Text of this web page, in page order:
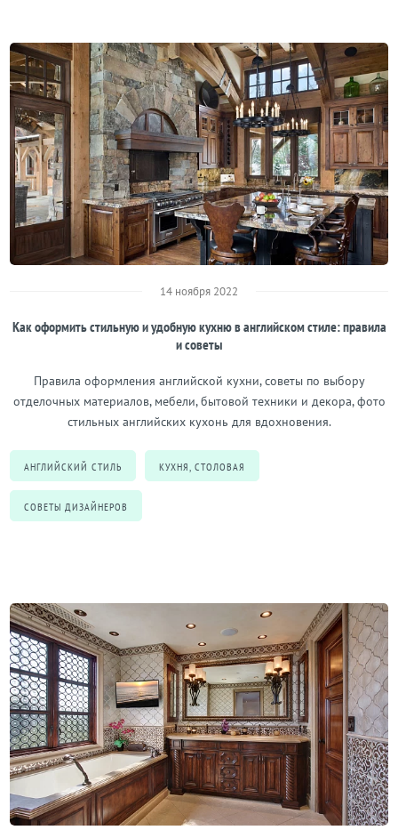
14 ноября 2022
Как оформить стильную и удобную кухню в английском стиле: правила
и советы
Правила оформления английской кухни, советы по выбору
отделочных материалов, мебели, бытовой техники и декора, фото
стильных английских кухонь для вдохновения.
АНГЛИЙСКИЙ СТИЛЬ КУХНЯ, СТОЛОВАЯ
СОВЕТЫ ДИЗАЙНЕРОВ